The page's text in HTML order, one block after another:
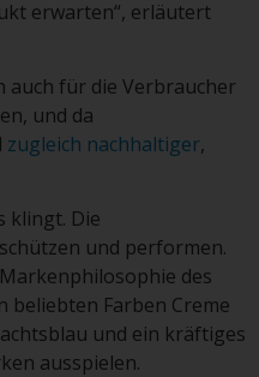
erwarten“, erläutert
auch für die Verbraucher
und da
zugleich nachhaltiger,
klingt. Die
und performen.
des
beliebten Farben Creme
und ein kräftiges
ausspielen.